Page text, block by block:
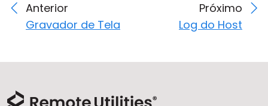
Anterior
Gravador de Tela
Próximo
Log do Host